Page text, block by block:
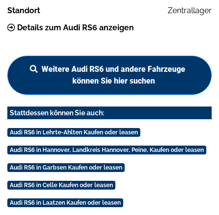
Standort
Zentrallager
Details zum Audi RS6 anzeigen
Weitere Audi RS6 und andere Fahrzeuge
können Sie hier suchen
Stattdessen können Sie auch:
Audi RS6 in Lehrte-Ahlten Kaufen oder leasen
Audi RS6 in Hannover, Landkreis Hannover, Peine, Kaufen oder leasen
Audi RS6 in Garbsen Kaufen oder leasen
Audi RS6 in Celle Kaufen oder leasen
Audi RS6 in Laatzen Kaufen oder leasen